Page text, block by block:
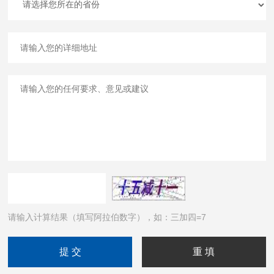
请输入计算结果（填写阿拉伯数字），如：三加四=7